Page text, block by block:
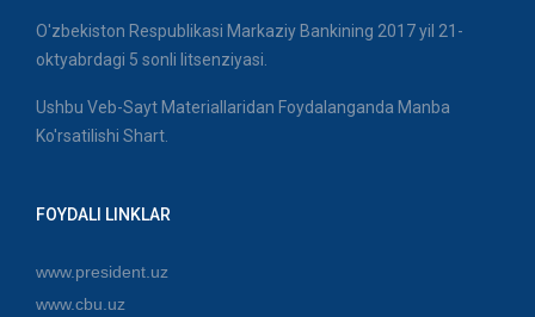
O'zbekiston Respublikasi Markaziy Bankining 2017 yil 21-
oktyabrdagi 5 sonli litsenziyasi.
Ushbu Veb-Sayt Materiallaridan Foydalanganda Manba
Ko'rsatilishi Shart.
FOYDALI LINKLAR
www.president.uz
www.cbu.uz